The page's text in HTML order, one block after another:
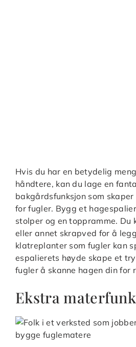
Hvis du har en betydelig
håndtere, kan du lage en
bakgårdsfunksjon som
for fugler. Bygg et
stolper og en toppramme.
eller annet skrapved for å
klatreplanter som fugler kan
espalierets høyde skape et
fugler å skanne hagen din for
Ekstra